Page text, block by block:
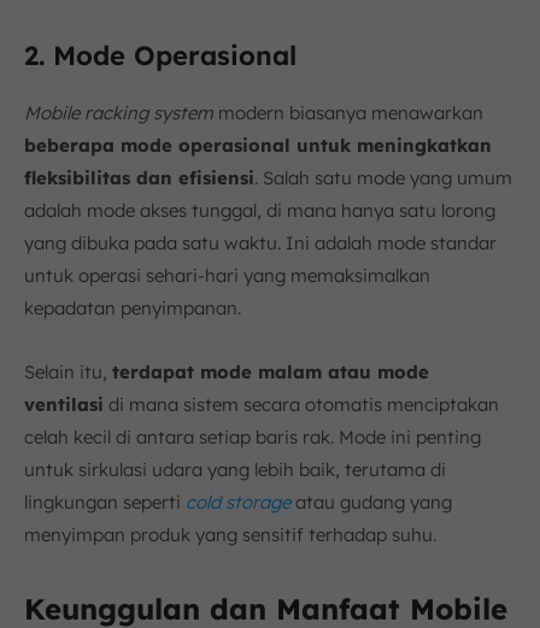
2. Mode Operasional
Mobile racking system modern biasanya menawarkan
beberapa mode operasional untuk meningkatkan
fleksibilitas dan efisiensi. Salah satu mode yang umum
adalah mode akses tunggal, di mana hanya satu lorong
yang dibuka pada satu waktu. Ini adalah mode standar
untuk operasi sehari-hari yang memaksimalkan
kepadatan penyimpanan.
Selain itu, terdapat mode malam atau mode
ventilasi di mana sistem secara otomatis menciptakan
celah kecil di antara setiap baris rak. Mode ini penting
untuk sirkulasi udara yang lebih baik, terutama di
lingkungan seperti cold storageatau gudang yang
menyimpan produk yang sensitif terhadap suhu.
Keunggulan dan Manfaat Mobile